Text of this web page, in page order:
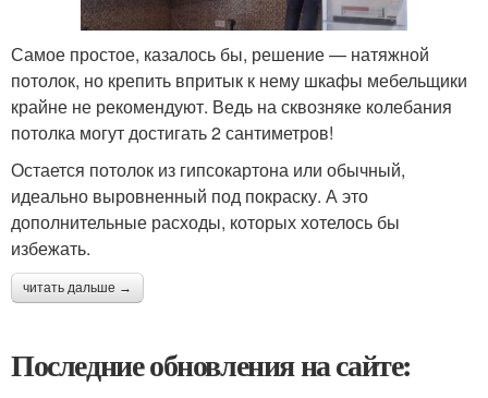
Самое простое, казалось бы, решение — натяжной
потолок, но крепить впритык к нему шкафы мебельщики
крайне не рекомендуют. Ведь на сквозняке колебания
потолка могут достигать 2 сантиметров!
Остается потолок из гипсокартона или обычный,
идеально выровненный под покраску. А это
дополнительные расходы, которых хотелось бы
избежать.
читать дальше →
Последние обновления на сайте: